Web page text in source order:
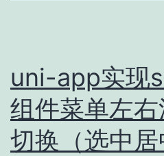
uni-app实现
组件菜单左
切换（选中居